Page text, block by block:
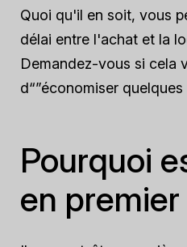
Quoi qu'il en soit, vous
délai entre l'achat et la
Demandez-vous si cela
d“”économiser quelques
Pourquoi
en premier